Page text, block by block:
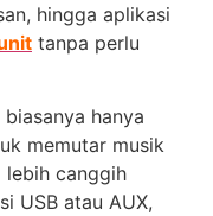
hingga aplikasi
tanpa perlu
hanya
memutar musik
lebih canggih
USB atau AUX,